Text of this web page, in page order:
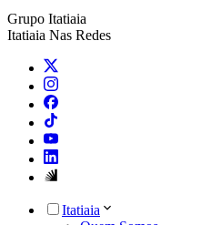
Grupo Itatiaia
Itatiaia Nas Redes
Itatiaia